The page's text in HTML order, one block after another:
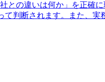
の違いは何か」を正確に
判断されます。また、実